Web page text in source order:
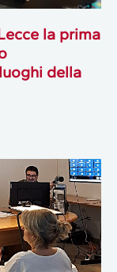
la prima
della